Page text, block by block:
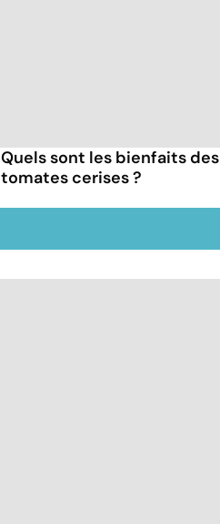
Quels sont les bienfaits des
tomates cerises ?